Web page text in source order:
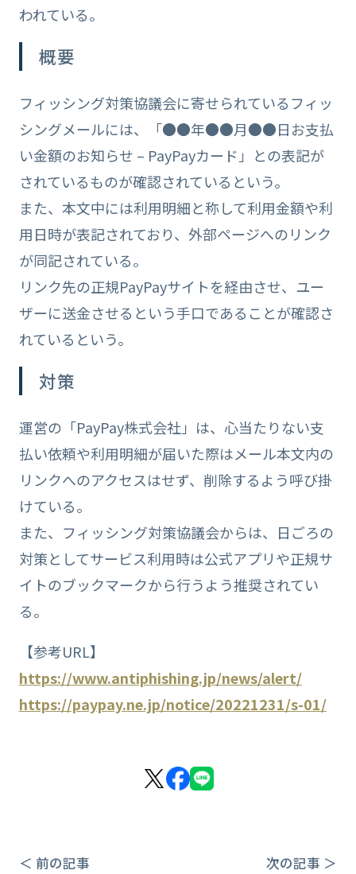
われている。
概要
フィッシング対策協議会に寄せられているフィッ
シングメールには、「●●年●●月●●日お支払
い金額のお知らせ – PayPayカード」との表記が
されているものが確認されているという。
また、本文中には利用明細と称して利用金額や利
用日時が表記されており、外部ページへのリンク
が同記されている。
リンク先の正規PayPayサイトを経由させ、ユー
ザーに送金させるという手口であることが確認さ
れているという。
対策
運営の「PayPay株式会社」は、心当たりない支
払い依頼や利用明細が届いた際はメール本文内の
リンクへのアクセスはせず、削除するよう呼び掛
けている。
また、フィッシング対策協議会からは、日ごろの
対策としてサービス利用時は公式アプリや正規サ
イトのブックマークから行うよう推奨されてい
る。
【参考URL】
https://www.antiphishing.jp/news/alert/
https://paypay.ne.jp/notice/20221231/s-01/
＜ 前の記事 次の記事 ＞